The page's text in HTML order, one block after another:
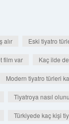
alır Eski tiyatro
film var Kaç ilde
Modern tiyatro türleri
Tiyatroya nasıl
Türkiyede kaç kişi